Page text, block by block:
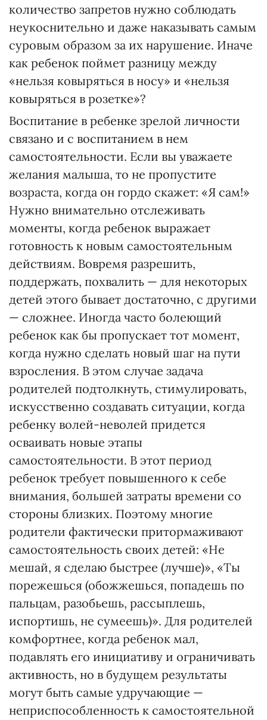
количество запретов нужно соблюдать
неукоснительно и даже наказывать самым
суровым образом за их нарушение. Иначе
как ребенок поймет разницу между
«нельзя ковыряться в носу» и «нельзя
ковыряться в розетке»?
Воспитание в ребенке зрелой личности
связано и с воспитанием в нем
самостоятельности. Если вы уважаете
желания малыша, то не пропустите
возраста, когда он гордо скажет: «Я сам!»
Нужно внимательно отслеживать
моменты, когда ребенок выражает
готовность к новым самостоятельным
действиям. Вовремя разрешить,
поддержать, похвалить — для некоторых
детей этого бывает достаточно, с другими
— сложнее. Иногда часто болеющий
ребенок как бы пропускает тот момент,
когда нужно сделать новый шаг на пути
взросления. В этом случае задача
родителей подтолкнуть, стимулировать,
искусственно создавать ситуации, когда
ребенку волей-неволей придется
осваивать новые этапы
самостоятельности. В этот период
ребенок требует повышенного к себе
внимания, большей затраты времени со
стороны близких. Поэтому многие
родители фактически притормаживают
самостоятельность своих детей: «Не
мешай, я сделаю быстрее (лучше)», «Ты
порежешься (обожжешься, попадешь по
пальцам, разобьешь, рассыплешь,
испортишь, не сумеешь)». Для родителей
комфортнее, когда ребенок мал,
подавлять его инициативу и ограничивать
активность, но в будущем результаты
могут быть самые удручающие —
неприспособленность к самостоятельной